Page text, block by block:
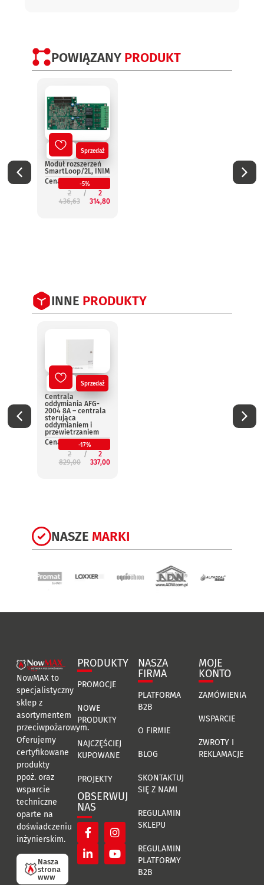
POWIĄZANY PRODUKT
Nowy Sprzedaż
Moduł rozszerzeń
SmartLoop/2L, INIM
Cena:
-5%
2
436,63
2
314,80
INNE PRODUKTY
Nowy Sprzedaż
Centrala
oddymiania AFG-
2004 8A – centrala
sterująca
oddymianiem i
przewietrzaniem
Cena:
-17%
2
829,00
2
337,00
NASZE MARKI
NowMAX to
specjalistyczny
sklep z
asortymentem
przeciwpożarowym.
Oferujemy
certyfikowane
produkty
ppoż. oraz
wsparcie
techniczne
oparte na
doświadczeniu
inżynierskim.
Nasza
strona
www
PRODUKTY
PROMOCJE
NOWE
PRODUKTY
NAJCZĘŚCIEJ
KUPOWANE
PROJEKTY
OBSERWUJ
NAS
NASZA
FIRMA
PLATFORMA
B2B
O FIRMIE
BLOG
SKONTAKTUJ
SIĘ Z NAMI
REGULAMIN
SKLEPU
REGULAMIN
PLATFORMY
B2B
MOJE
KONTO
ZAMÓWIENIA
WSPARCIE
ZWROTY I
REKLAMACJE